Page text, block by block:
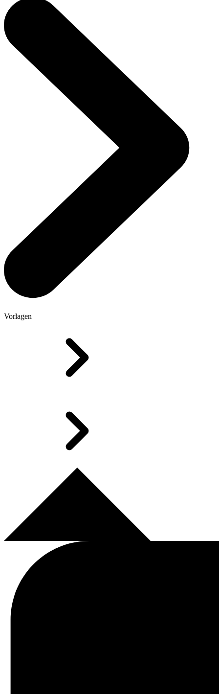
Vorlagen